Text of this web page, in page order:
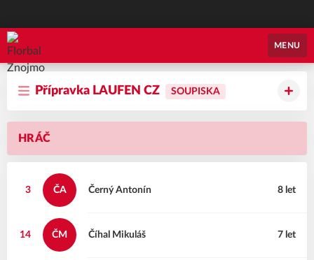
Florbal Znojmo
MENU
Přípravka LAUFEN CZ SOUPISKA
HRÁČ
3 ČA Antonín
Černý 8 let
14 ČM Mikuláš
Číhal 7 let